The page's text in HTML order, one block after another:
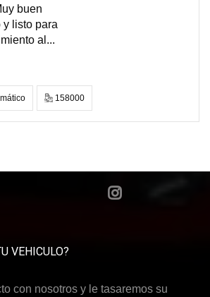
buen
listo para
al...
158000
VEHICULO?
con nosotros y le tasaremos su